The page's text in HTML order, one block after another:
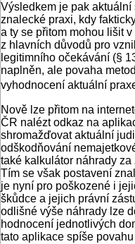
Výsledkem je pak
znalecké praxi, kdy
a ty se přitom mohou lišit
z hlavních důvodů pro
legitimního očekávání (§
naplněn, ale povaha
vyhodnocení aktuální
Nově lze přitom na
ČR nalézt odkaz na
shromažďovat aktuální
odškodňování
také kalkulátor náhrady
Tím se však postavení
je nyní pro poškozené i
škůdce a jejich právní
odlišné výše náhrady lze
hodnocení jednotlivých
tato aplikace spíše